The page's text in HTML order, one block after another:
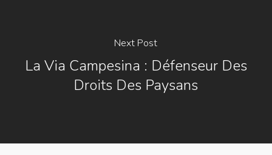
Next Post
La Via Campesina : Défenseur Des
Droits Des Paysans